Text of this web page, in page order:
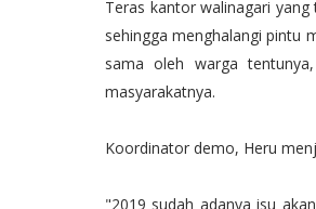
Teras kantor walinagari
sehingga menghalangi pintu
sama oleh warga
masyarakatnya.
Koordinator demo, Heru
"2019 sudah adanya isu